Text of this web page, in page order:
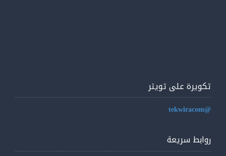
تكويرة على تويتر
@tekwiracom
روابط سريعة